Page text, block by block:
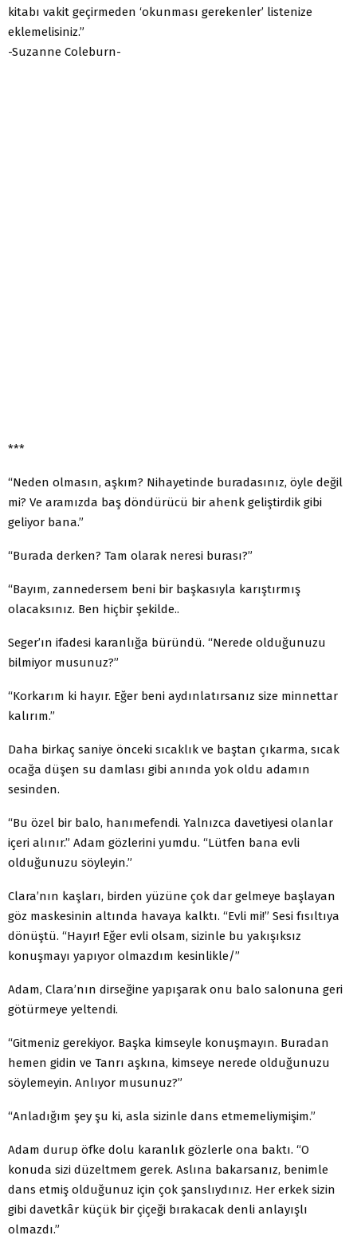
kitabı vakit geçirmeden ‘okunması gerekenler’ listenize
eklemelisiniz.”
-Suzanne Coleburn-
***
“Neden olmasın, aşkım? Nihayetinde buradasınız, öyle değil
mi? Ve aramızda baş döndürücü bir ahenk geliştirdik gibi
geliyor bana.”
“Burada derken? Tam olarak neresi burası?”
“Bayım, zannedersem beni bir başkasıyla karıştırmış
olacaksınız. Ben hiçbir şekilde..
Seger’ın ifadesi karanlığa büründü. “Nerede olduğunuzu
bilmiyor musunuz?”
“Korkarım ki hayır. Eğer beni aydınlatırsanız size minnettar
kalırım.”
Daha birkaç saniye önceki sıcaklık ve baştan çıkarma, sıcak
ocağa düşen su damlası gibi anında yok oldu adamın
sesinden.
“Bu özel bir balo, hanımefendi. Yalnızca davetiyesi olanlar
içeri alınır.” Adam gözlerini yumdu. “Lütfen bana evli
olduğunuzu söyleyin.”
Clara’nın kaşları, birden yüzüne çok dar gelmeye başlayan
göz maskesinin altında havaya kalktı. “Evli mi!” Sesi fısıltıya
dönüştü. “Hayır! Eğer evli olsam, sizinle bu yakışıksız
konuşmayı yapıyor olmazdım kesinlikle/”
Adam, Clara’nın dirseğine yapışarak onu balo salonuna geri
götürmeye yeltendi.
“Gitmeniz gerekiyor. Başka kimseyle konuşmayın. Buradan
hemen gidin ve Tanrı aşkına, kimseye nerede olduğunuzu
söylemeyin. Anlıyor musunuz?”
“Anladığım şey şu ki, asla sizinle dans etmemeliymişim.”
Adam durup öfke dolu karanlık gözlerle ona baktı. “O
konuda sizi düzeltmem gerek. Aslına bakarsanız, benimle
dans etmiş olduğunuz için çok şanslıydınız. Her erkek sizin
gibi davetkâr küçük bir çiçeği bırakacak denli anlayışlı
olmazdı.”